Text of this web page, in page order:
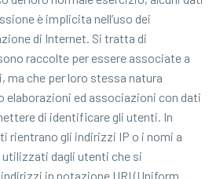
è implicita nell’uso dei
di Internet. Si tratta di
raccolte per essere associate a
che per loro stessa natura
elaborazioni ed associazioni con dati
di identificare gli utenti. In
rientrano gli indirizzi IP o i nomi a
dagli utenti che si
in notazione URI (Uniform